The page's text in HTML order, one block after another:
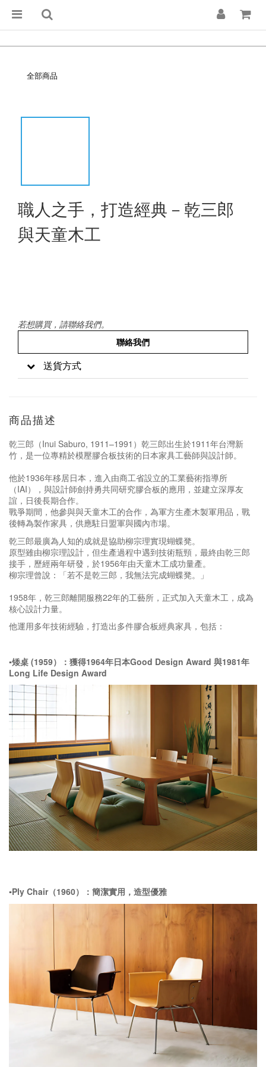
全部商品
職人之手，打造經典－乾三郎
與天童木工
若想購買，請聯絡我們。
聯絡我們
送貨方式
商品描述
乾三郎（Inui Saburo, 1911–1991） 乾三郎出生於1911年台灣新
竹，是一位專精於模壓膠合板技術的日本家具工藝師與設計師。
他於1936年移居日本，進入由商工省設立的工業藝術指導所
（IAI），與設計師劍持勇共同研究膠合板的應用，並建立深厚友
誼，日後長期合作。
戰爭期間，他參與與天童木工的合作，為軍方生產木製軍用品，戰
後轉為製作家具，供應駐日盟軍與國內市場。
乾三郎最廣為人知的成就是協助柳宗理實現蝴蝶凳。
原型雖由柳宗理設計，但生產過程中遇到技術瓶頸，最終由乾三郎
接手，歷經兩年研發，於1956年由天童木工成功量產。
柳宗理曾說：「若不是乾三郎，我無法完成蝴蝶凳。」
1958年，乾三郎離開服務22年的工藝所，正式加入天童木工，成為
核心設計力量。
他運用多年技術經驗，打造出多件膠合板經典家具，包括：
▪️矮桌 (1959）：獲得1964年日本Good Design Award 與1981年
Long Life Design Award
▪️Ply Chair（1960）：簡潔實用，造型優雅